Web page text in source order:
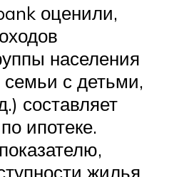
оценили,
населения
с детьми,
составляет
ипотеке.
жилья